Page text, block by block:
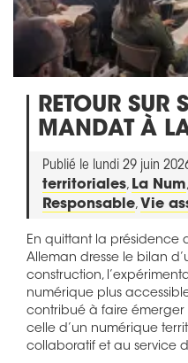
RETOUR SUR
MANDAT À
Publié le lundi 29 juin
territoriales, La Num,
Responsable, Vie
En quittant la présidence
Alleman dresse le bilan
construction,
numérique plus
contribué à faire émerger
celle d’un numérique
collaboratif et au service